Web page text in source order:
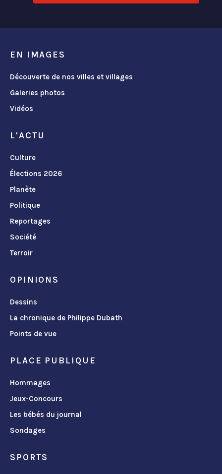
EN IMAGES
Découverte de nos villes et villages
Galeries photos
Vidéos
L'ACTU
Culture
Élections 2026
Planète
Politique
Reportages
Société
Terroir
OPINIONS
Dessins
La chronique de Philippe Dubath
Points de vue
PLACE PUBLIQUE
Hommages
Jeux-Concours
Les bébés du journal
Sondages
SPORTS